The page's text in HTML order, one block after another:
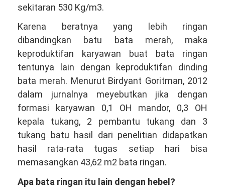
sekitaran 530 Kg/m3.
Karena beratnya yang lebih ringan
dibandingkan batu bata merah, maka
keproduktifan karyawan buat bata ringan
tentunya lain dengan keproduktifan dinding
bata merah. Menurut Birdyant Goritman, 2012
dalam jurnalnya meyebutkan jika dengan
formasi karyawan 0,1 OH mandor, 0,3 OH
kepala tukang, 2 pembantu tukang dan 3
tukang batu hasil dari penelitian didapatkan
hasil rata-rata tugas setiap hari bisa
memasangkan 43,62 m2 bata ringan.
Apa bata ringan itu lain dengan hebel?